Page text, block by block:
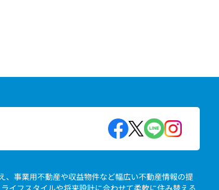
、事業用不動産や収益物件など幅広い不動産情報の提